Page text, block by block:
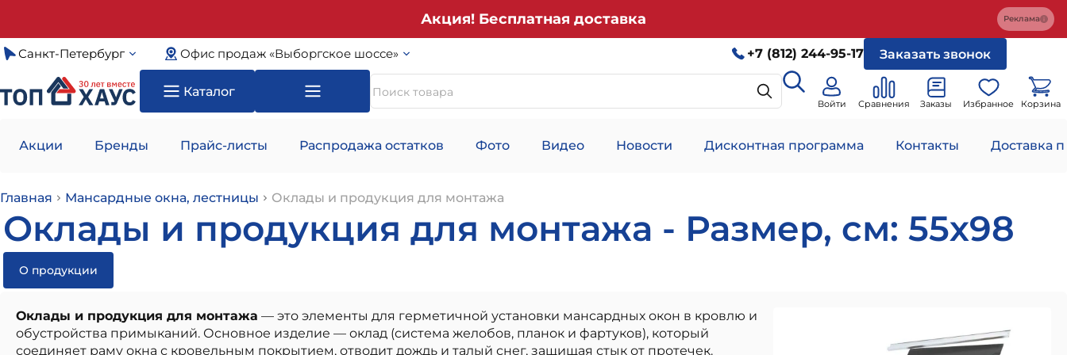
Акция! Бесплатная доставка Реклама
Санкт-Петербург Офис продаж «Выборгское шоссе» +7 (812) 244-95-17 Заказать звонок
Каталог
Войти Сравнения Заказы Избранное Корзина
Акции Бренды Прайс-листы Распродажа остатков Фото Видео Новости Дисконтная программа Контакты Доставка
Главная Мансардные окна, лестницы Оклады и продукция для монтажа
Оклады и продукция для монтажа - Размер, см: 55х98
О продукции
Оклады и продукция для монтажа — это элементы для герметичной установки мансардных окон в кровлю и
обустройства примыканий. Основное изделие — оклад (система желобов, планок и фартуков), который
соединяет раму окна с кровельным покрытием, отводит дождь и талый снег, защищая стык от протечек.